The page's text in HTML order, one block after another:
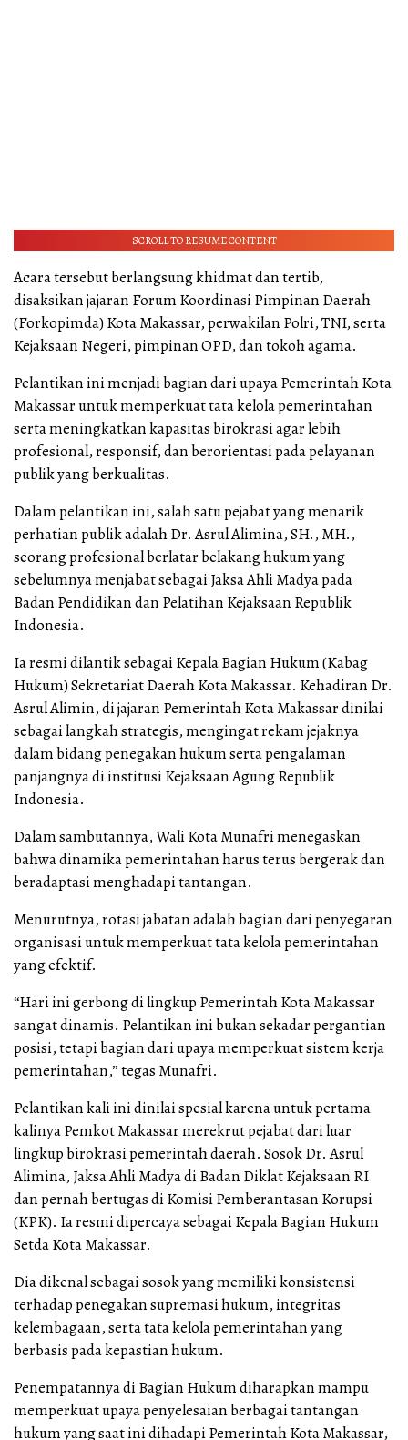
SCROLL TO RESUME CONTENT
Acara tersebut berlangsung khidmat dan tertib,
disaksikan jajaran Forum Koordinasi Pimpinan Daerah
(Forkopimda) Kota Makassar, perwakilan Polri, TNI, serta
Kejaksaan Negeri, pimpinan OPD, dan tokoh agama.
Pelantikan ini menjadi bagian dari upaya Pemerintah Kota
Makassar untuk memperkuat tata kelola pemerintahan
serta meningkatkan kapasitas birokrasi agar lebih
profesional, responsif, dan berorientasi pada pelayanan
publik yang berkualitas.
Dalam pelantikan ini, salah satu pejabat yang menarik
perhatian publik adalah Dr. Asrul Alimina, SH., MH.,
seorang profesional berlatar belakang hukum yang
sebelumnya menjabat sebagai Jaksa Ahli Madya pada
Badan Pendidikan dan Pelatihan Kejaksaan Republik
Indonesia.
Ia resmi dilantik sebagai Kepala Bagian Hukum (Kabag
Hukum) Sekretariat Daerah Kota Makassar. Kehadiran Dr.
Asrul Alimin, di jajaran Pemerintah Kota Makassar dinilai
sebagai langkah strategis, mengingat rekam jejaknya
dalam bidang penegakan hukum serta pengalaman
panjangnya di institusi Kejaksaan Agung Republik
Indonesia.
Dalam sambutannya, Wali Kota Munafri menegaskan
bahwa dinamika pemerintahan harus terus bergerak dan
beradaptasi menghadapi tantangan.
Menurutnya, rotasi jabatan adalah bagian dari penyegaran
organisasi untuk memperkuat tata kelola pemerintahan
yang efektif.
“Hari ini gerbong di lingkup Pemerintah Kota Makassar
sangat dinamis. Pelantikan ini bukan sekadar pergantian
posisi, tetapi bagian dari upaya memperkuat sistem kerja
pemerintahan,” tegas Munafri.
Pelantikan kali ini dinilai spesial karena untuk pertama
kalinya Pemkot Makassar merekrut pejabat dari luar
lingkup birokrasi pemerintah daerah. Sosok Dr. Asrul
Alimina, Jaksa Ahli Madya di Badan Diklat Kejaksaan RI
dan pernah bertugas di Komisi Pemberantasan Korupsi
(KPK). Ia resmi dipercaya sebagai Kepala Bagian Hukum
Setda Kota Makassar.
Dia dikenal sebagai sosok yang memiliki konsistensi
terhadap penegakan supremasi hukum, integritas
kelembagaan, serta tata kelola pemerintahan yang
berbasis pada kepastian hukum.
Penempatannya di Bagian Hukum diharapkan mampu
memperkuat upaya penyelesaian berbagai tantangan
hukum yang saat ini dihadapi Pemerintah Kota Makassar,